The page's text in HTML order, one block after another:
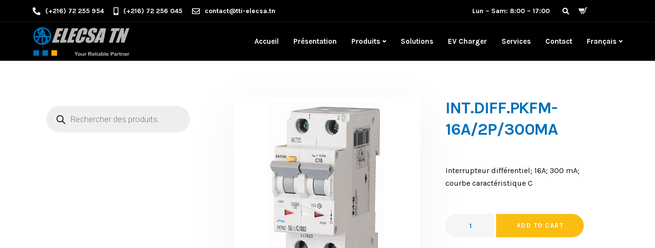
(+216) 72 255 954 (+216) 72 256 045 contact@tti-elecsa.tn Lun – Sam: 8:00 – 17:00
Accueil Présentation Produits Solutions EV Charger Services Contact Français
INT.DIFF.PKFM-
16A/2P/300MA
Interrupteur différentiel; 16A; 300 mA;
courbe caractéristique C
ADD TO CART